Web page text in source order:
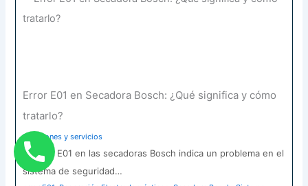
Error E01 en Secadora Bosch: ¿Qué significa y cómo
tratarlo?
Soluciones y servicios
El error E01 en las secadoras Bosch indica un problema en el
sistema de seguridad…